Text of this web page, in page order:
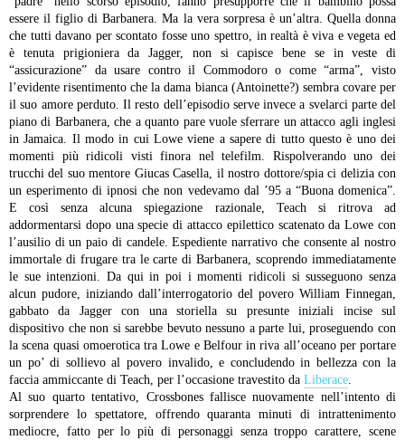
essere il figlio di Barbanera. Ma la vera sorpresa è un’altra. Quella donna
che tutti davano per scontato fosse uno spettro, in realtà è viva e vegeta ed
è tenuta prigioniera da Jagger, non si capisce bene se in veste di
“assicurazione” da usare contro il Commodoro o come “arma”, visto
l’evidente risentimento che la dama bianca (Antoinette?) sembra covare per
il suo amore perduto. Il resto dell’episodio serve invece a svelarci parte del
piano di Barbanera, che a quanto pare vuole sferrare un attacco agli inglesi
in Jamaica. Il modo in cui Lowe viene a sapere di tutto questo è uno dei
momenti più ridicoli visti finora nel telefilm. Rispolverando uno dei
trucchi del suo mentore Giucas Casella, il nostro dottore/spia ci delizia con
un esperimento di ipnosi che non vedevamo dal ’95 a “Buona domenica”.
E così senza alcuna spiegazione razionale, Teach si ritrova ad
addormentarsi dopo una specie di attacco epilettico scatenato da Lowe con
l’ausilio di un paio di candele. Espediente narrativo che consente al nostro
immortale di frugare tra le carte di Barbanera, scoprendo immediatamente
le sue intenzioni. Da qui in poi i momenti ridicoli si susseguono senza
alcun pudore, iniziando dall’interrogatorio del povero William Finnegan,
gabbato da Jagger con una storiella su presunte iniziali incise sul
dispositivo che non si sarebbe bevuto nessuno a parte lui, proseguendo con
la scena quasi omoerotica tra Lowe e Belfour in riva all’oceano per portare
un po’ di sollievo al povero invalido, e concludendo in bellezza con la
faccia ammiccante di Teach, per l’occasione travestito da Liberace
Al suo quarto tentativo, Crossbones fallisce nuovamente nell’intento di
sorprendere lo spettatore, offrendo quaranta minuti di intrattenimento
mediocre, fatto per lo più di personaggi senza troppo carattere, scene